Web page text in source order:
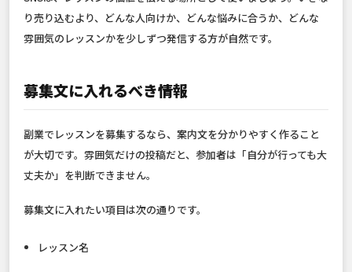
り売り込むより、どんな人向けか、どんな悩みに合うか、どんな
雰囲気のレッスンかを少しずつ発信する方が自然です。
募集文に入れるべき情報
副業でレッスンを募集するなら、案内文を分かりやすく作ること
が大切です。雰囲気だけの投稿だと、参加者は「自分が行っても大
丈夫か」を判断できません。
募集文に入れたい項目は次の通りです。
レッスン名